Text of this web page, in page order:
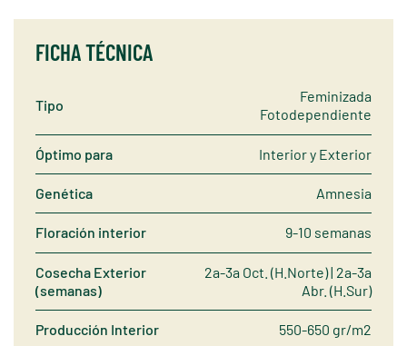
FICHA TÉCNICA
Tipo
Feminizada
Fotodependiente
Óptimo para Interior y Exterior
Genética Amnesia
Floración interior 9-10 semanas
Cosecha Exterior
(semanas)
2a-3a Oct. (H.Norte) | 2a-3a
Abr. (H.Sur)
Producción Interior 550-650 gr/m2